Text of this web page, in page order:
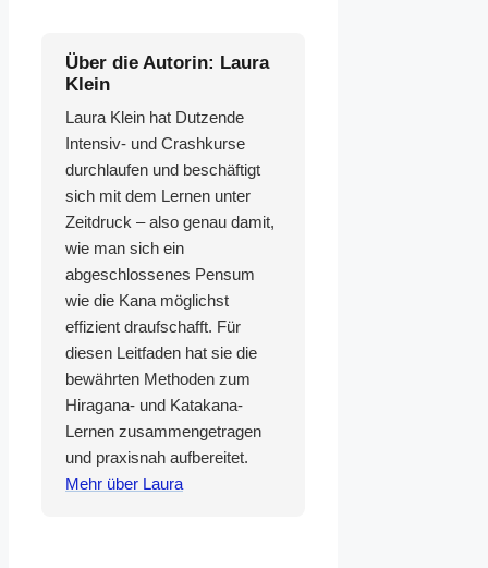
Über die Autorin: Laura
Klein
Laura Klein hat Dutzende
Intensiv- und Crashkurse
durchlaufen und beschäftigt
sich mit dem Lernen unter
Zeitdruck – also genau damit,
wie man sich ein
abgeschlossenes Pensum
wie die Kana möglichst
effizient draufschafft. Für
diesen Leitfaden hat sie die
bewährten Methoden zum
Hiragana- und Katakana-
Lernen zusammengetragen
und praxisnah aufbereitet.
Mehr über Laura